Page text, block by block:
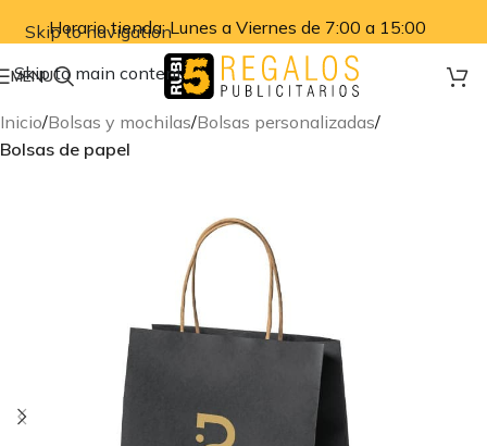
Skip to navigation
Skip to main content
Horario tienda: Lunes a Viernes de 7:00 a 15:00
MENU
Inicio Bolsas y mochilas Bolsas personalizadas
Bolsas de papel